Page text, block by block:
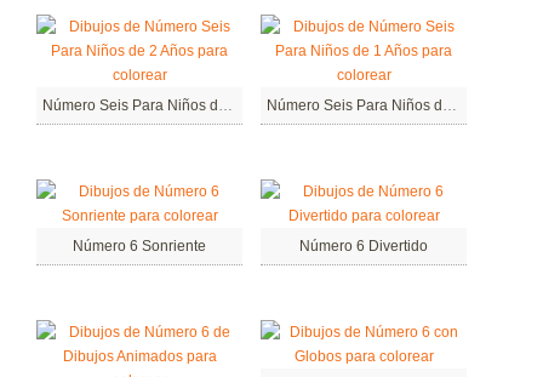
Número Seis Para Niños de 2 Años Número Seis Para Niños de 1 Años
Número 6 Sonriente Número 6 Divertido